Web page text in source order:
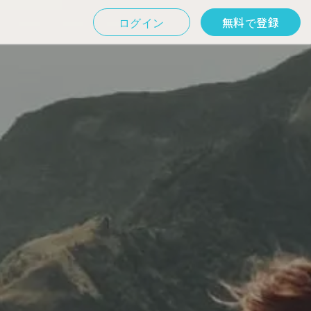
ログイン 無料で登録